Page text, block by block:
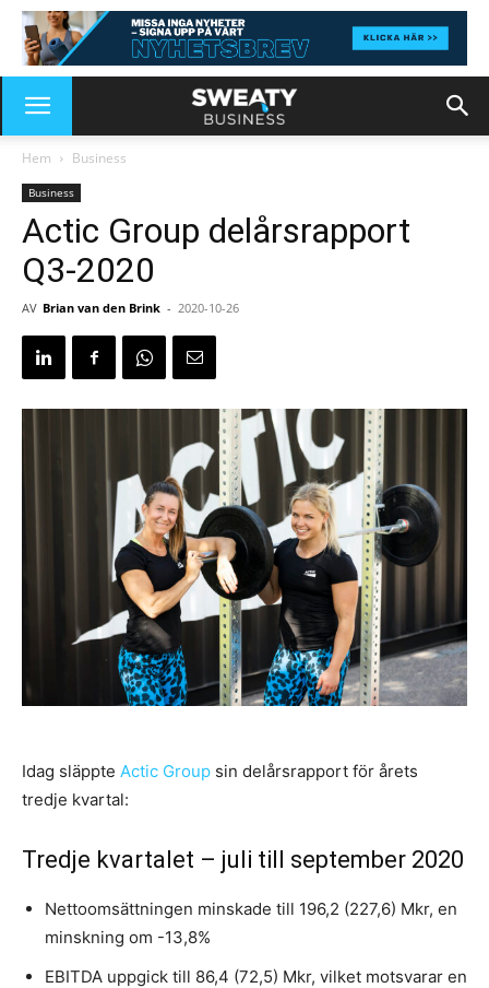
Hem Business
Business
Actic Group delårsrapport
Q3-2020
AV Brian van den Brink - 2020-10-26
Idag släppte Actic Group sin delårsrapport för årets
tredje kvartal:
Tredje kvartalet – juli till september 2020
Nettoomsättningen minskade till 196,2 (227,6) Mkr, en
minskning om -13,8%
EBITDA uppgick till 86,4 (72,5) Mkr, vilket motsvarar en